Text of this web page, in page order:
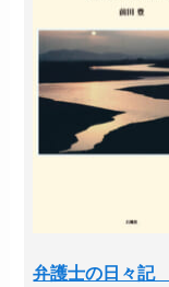
弁護士の日々記